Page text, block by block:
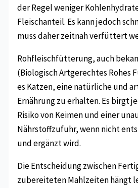
der Regel weniger
Fleischanteil. Es kann jedoch
muss daher zeitnah verfüttert
Rohfleischfütterung, auch
(Biologisch Artgerechtes Rohes
es Katzen, eine natürliche und
Ernährung zu erhalten. Es birgt
Risiko von Keimen und einer
Nährstoffzufuhr, wenn nicht
und ergänzt wird.
Die Entscheidung zwischen
zubereiteten Mahlzeiten hängt